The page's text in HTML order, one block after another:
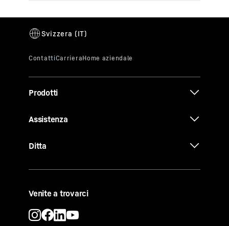
Prodotti
Assistenza
Ditta
Venite a trovarci